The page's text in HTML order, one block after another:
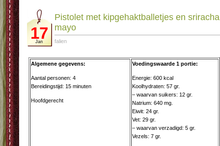
17
Jan
Pistolet met kipgehaktballetjes en sriracha
mayo
falien
Algemene gegevens:
Aantal personen: 4
Bereidingstijd: 15 minuten
Hoofdgerecht
Voedingswaarde 1 portie:
Energie: 600 kcal
Koolhydraten: 57 gr.
– waarvan suikers: 12 gr.
Natrium: 640 mg.
Eiwit: 24 gr.
Vet: 29 gr.
– waarvan verzadigd: 5 gr.
Vezels: 7 gr.